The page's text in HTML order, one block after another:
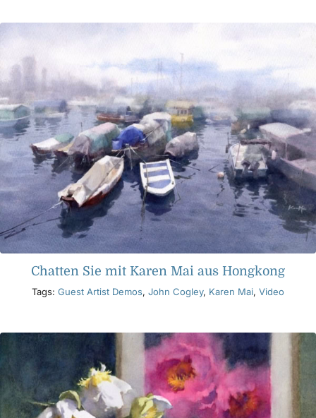
Produkte
Veranstaltungen
Blog
Ressourcen
Händler finden
Kontaktieren Sie uns
Chatten Sie mit Karen Mai aus Hongkong
Tags: Guest Artist Demos, John Cogley, Karen Mai, Video